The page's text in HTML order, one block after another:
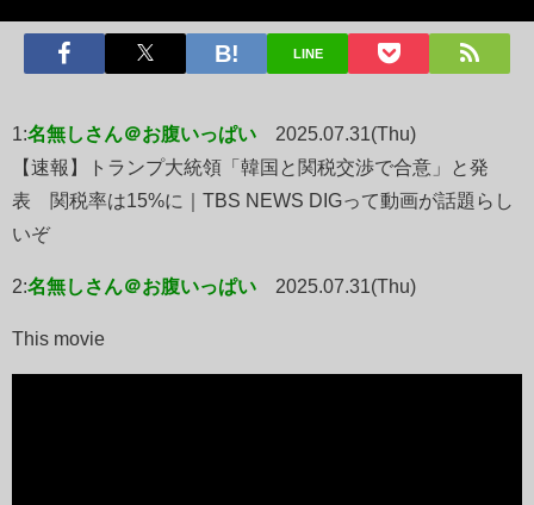
LINE
1:名無しさん＠お腹いっぱい
2025.07.31(Thu)
【速報】トランプ大統領「韓国と関税交渉で合意」と発
表 関税率は15%に｜TBS NEWS DIGって動画が話題らし
いぞ
2:名無しさん＠お腹いっぱい 2025.07.31(Thu)
This movie